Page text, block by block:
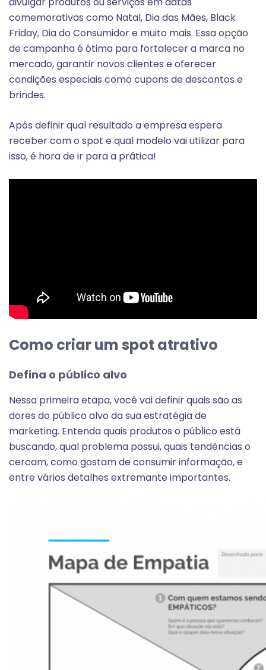
comemorativas como Natal, Dia das Mães, Black
Friday, Dia do Consumidor e muito mais. Essa opção
de campanha é ótima para fortalecer a marca no
mercado, garantir novos clientes e oferecer
condições especiais como cupons de descontos e
brindes.
Após definir qual resultado a empresa espera
receber com o spot e qual modelo vai utilizar para
isso, é hora de ir para a prática!
Como criar um spot atrativo
Defina o público alvo
Nessa primeira etapa, você vai definir quais são as
dores do público alvo da sua estratégia de
marketing. Entenda quais produtos o público está
buscando, qual problema possui, quais tendências o
cercam, como gostam de consumir informação, e
entre vários detalhes extremante importantes.